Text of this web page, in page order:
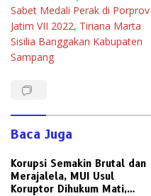
pos
Sabet Medali Perak di Porprov
Jatim VII 2022, Tiriana Marta
Sisilia Banggakan Kabupaten
Sampang
Baca Juga
Korupsi Semakin Brutal dan
Merajalela, MUI Usul
Koruptor Dihukum Mati,